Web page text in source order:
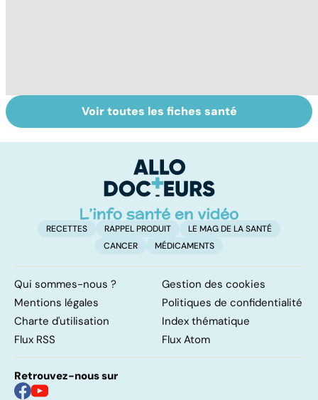
Tout savoir sur
les maux du froid
Arthrose du
genou : de
prothèse
Voir toutes les fiches santé
RECETTES RAPPEL PRODUIT
LE MAG DE LA SANTÉ
CANCER
MÉDICAMENTS
Qui sommes-nous ?
Gestion des cookies
Mentions légales
Politiques de confidentialité
Charte d'utilisation
Index thématique
Flux RSS
Flux Atom
Retrouvez-nous sur